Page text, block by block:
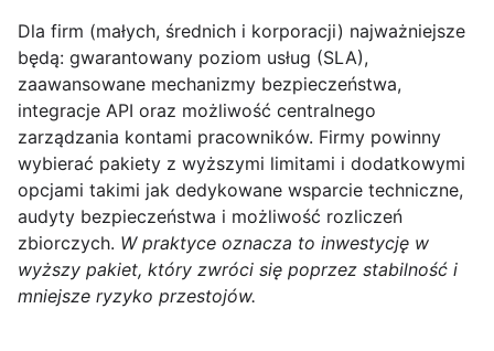
Dla firm (małych, średnich i korporacji) najważniejsze
będą: gwarantowany poziom usług (SLA),
zaawansowane mechanizmy bezpieczeństwa,
integracje API oraz możliwość centralnego
zarządzania kontami pracowników. Firmy powinny
wybierać pakiety z wyższymi limitami i dodatkowymi
opcjami takimi jak dedykowane wsparcie techniczne,
audyty bezpieczeństwa i możliwość rozliczeń
zbiorczych. W praktyce oznacza to inwestycję w
wyższy pakiet, który zwróci się poprzez stabilność i
mniejsze ryzyko przestojów.